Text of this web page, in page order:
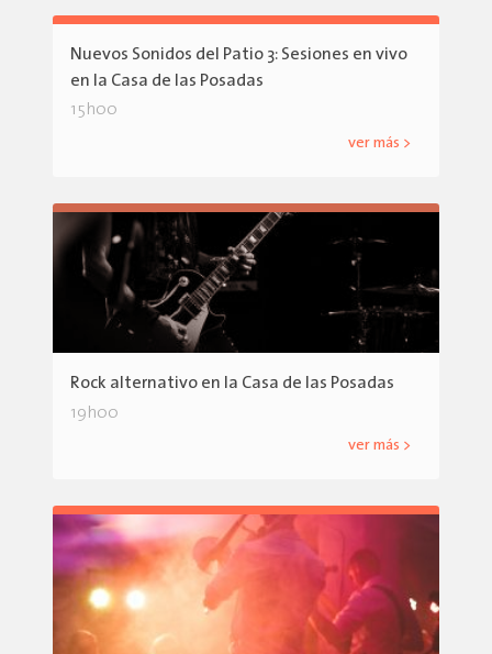
Nuevos Sonidos del Patio 3: Sesiones en vivo
en la Casa de las Posadas
15h00
ver más >
Rock alternativo en la Casa de las Posadas
19h00
ver más >